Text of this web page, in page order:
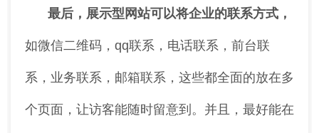
最后，展示型网站可以将企业的联系方式，
如微信二维码，qq联系，电话联系，前台联
系，业务联系，邮箱联系，这些都全面的放在多
个页面，让访客能随时留意到。并且，最好能在